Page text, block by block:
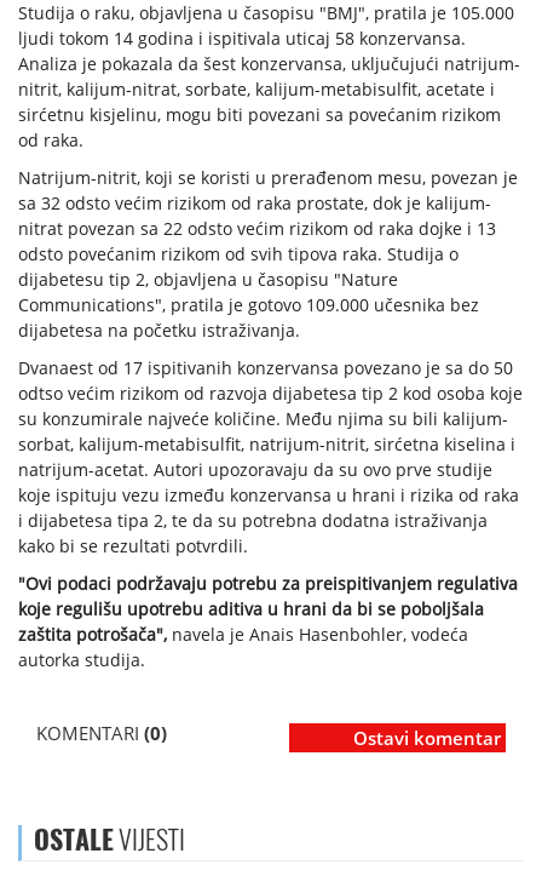
Studija o raku, objavljena u časopisu "BMJ", pratila je 105.000
ljudi tokom 14 godina i ispitivala uticaj 58 konzervansa.
Analiza je pokazala da šest konzervansa, uključujući natrijum-
nitrit, kalijum-nitrat, sorbate, kalijum-metabisulfit, acetate i
sirćetnu kisjelinu, mogu biti povezani sa povećanim rizikom
od raka.
Natrijum-nitrit, koji se koristi u prerađenom mesu, povezan je
sa 32 odsto većim rizikom od raka prostate, dok je kalijum-
nitrat povezan sa 22 odsto većim rizikom od raka dojke i 13
odsto povećanim rizikom od svih tipova raka. Studija o
dijabetesu tip 2, objavljena u časopisu "Nature
Communications", pratila je gotovo 109.000 učesnika bez
dijabetesa na početku istraživanja.
Dvanaest od 17 ispitivanih konzervansa povezano je sa do 50
odtso većim rizikom od razvoja dijabetesa tip 2 kod osoba koje
su konzumirale najveće količine. Među njima su bili kalijum-
sorbat, kalijum-metabisulfit, natrijum-nitrit, sirćetna kiselina i
natrijum-acetat. Autori upozoravaju da su ovo prve studije
koje ispituju vezu između konzervansa u hrani i rizika od raka
i dijabetesa tipa 2, te da su potrebna dodatna istraživanja
kako bi se rezultati potvrdili.
"Ovi podaci podržavaju potrebu za preispitivanjem regulativa
koje regulišu upotrebu aditiva u hrani da bi se poboljšala
zaštita potrošača", navela je Anais Hasenbohler, vodeća
autorka studija.
KOMENTARI (0) Ostavi komentar
OSTALEVIJESTI